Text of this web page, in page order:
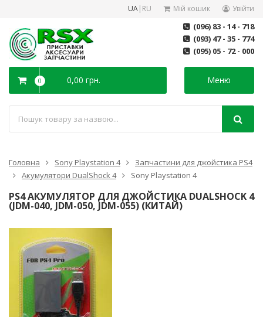
UA| RU Мій кошик Увійти
(096) 83 - 14 - 718
(093) 47 - 35 - 774
(095) 05 - 72 - 000
Меню
0 0,00 грн.
Головна Sony Playstation 4
Запчастини для джойстика PS4
Акумулятори DualShock 4
Sony Playstation 4
PS4 АКУМУЛЯТОР ДЛЯ ДЖОЙСТИКА DUALSHOCK 4
(JDM-040, JDM-050, JDM-055) (КИТАЙ)